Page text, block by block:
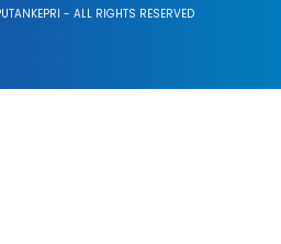
- ALL RIGHTS RESERVED